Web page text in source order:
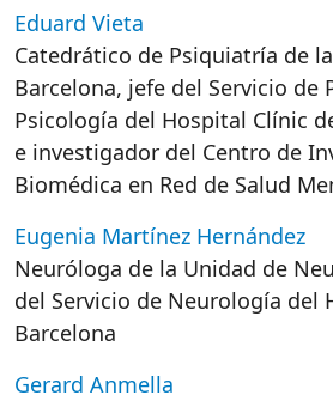
Eduard Vieta
Catedrático de Psiquiatría de
Barcelona, jefe del Servicio de
Psicología del Hospital Clínic
e investigador del Centro de
Biomédica en Red de Salud
Eugenia Martínez Hernández
Neuróloga de la Unidad de
del Servicio de Neurología del
Barcelona
Gerard Anmella